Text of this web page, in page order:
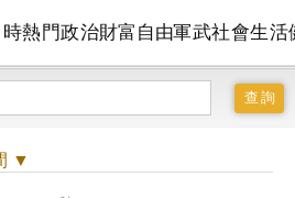
熱門政治財富自由軍武社會生活
▼